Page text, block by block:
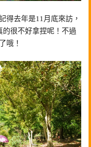
得去年是11月底來訪，
很不好拿捏呢！不過
哦！